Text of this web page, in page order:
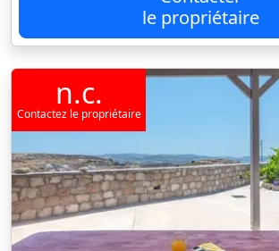
le propriétaire
n.c.
Contactez le propriétaire